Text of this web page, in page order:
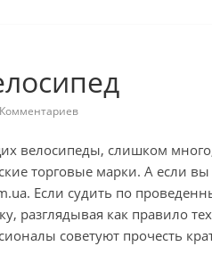
велосипеды, слишком
торговые марки. А если
Если судить по
разглядывая как правило
советуют прочесть